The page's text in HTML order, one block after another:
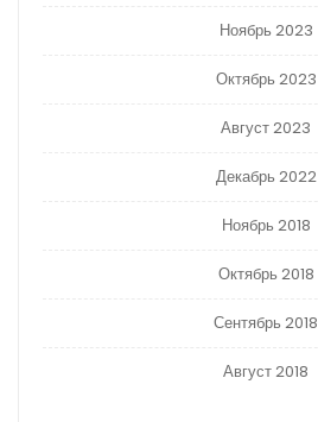
Ноябрь 2023
Октябрь 2023
Август 2023
Декабрь 2022
Ноябрь 2018
Октябрь 2018
Сентябрь 2018
Август 2018